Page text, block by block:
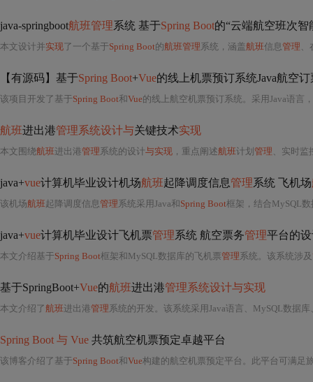
java-springboot航班管理系统 基于Spring Boot的“云端航空班次智
本文设计并实现了一个基于Spring Boot的航班管理系统，涵盖 航班信息管理 、
【有源码】基于Spring Boot+Vue的线上机票预订系统Java航空
该项目开发了基于Spring Boot和Vue的线上航空机票预订系统。采用Java语言
航班进出港管理系统设计与关键技术实现
本文围绕航班进出港管理系统的设计与实现 ，重点阐述航班计划 管理 、实时监
java+vue计算机毕业设计机场航班起降调度信息管理系统 飞机场
该机场航班起降调度信息管理系统采用Java和Spring Boot框架，结合MySQL数
java+vue计算机毕业设计飞机票管理系统 航空票务管理平台的
本文介绍基于Spring Boot框架和MySQL数据库的飞机票管理系统。该系统涉及
基于SpringBoot+Vue的航班进出港管理系统设计与实现
本文介绍了航班进出港管理系统的开发。该系统采用Java语言、MySQL数据
Spring Boot 与 Vue 共筑航空机票预定卓越平台
该博客介绍了基于Spring Boot和Vue构建的航空机票预定平台。此平台可满足旅客